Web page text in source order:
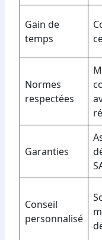
Gain de
temps
Normes
respectées
Garanties
Conseil
personnalisé